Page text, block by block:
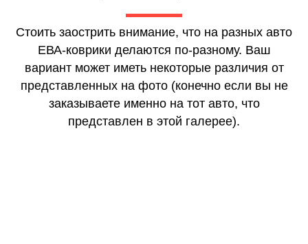
Стоить заострить внимание, что на разных авто
ЕВА-коврики делаются по-разному. Ваш
вариант может иметь некоторые различия от
представленных на фото (конечно если вы не
заказываете именно на тот авто, что
представлен в этой галерее).